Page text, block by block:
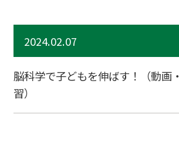
2024.02.07
脳科学で子どもを伸ばす！（動画
習）